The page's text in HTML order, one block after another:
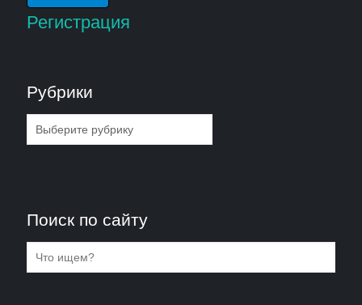
Регистрация
Рубрики
Рубрики
Поиск по сайту